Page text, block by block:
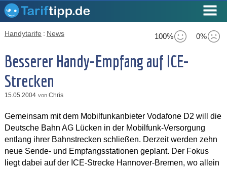
100% 0%
Handytarife : News
Besserer Handy-Empfang auf ICE-
Strecken
15.05.2004 von Chris
Gemeinsam mit dem Mobilfunkanbieter Vodafone D2 will die
Deutsche Bahn AG Lücken in der Mobilfunk-Versorgung
entlang ihrer Bahnstrecken schließen. Derzeit werden zehn
neue Sende- und Empfangsstationen geplant. Der Fokus
liegt dabei auf der ICE-Strecke Hannover-Bremen, wo allein